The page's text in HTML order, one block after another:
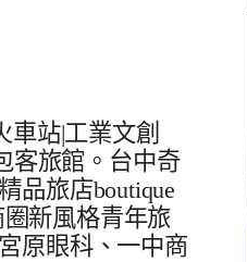
站|工業文創
客旅館。台中奇
品旅店boutique
圈新風格青年旅
原眼科、一中商